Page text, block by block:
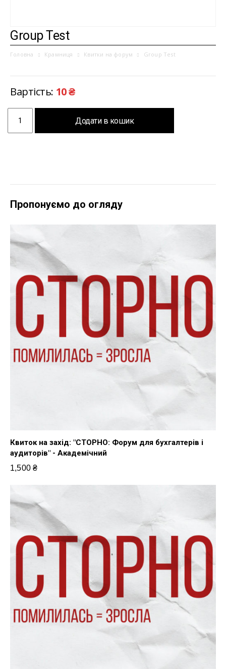
Group Test
Головна Крамниця Квитки на форум Group Test
Вартість: 10₴
Test
кількість
Додати в кошик
Пропонуємо до огляду
Квиток на захід: "СТОРНО: Форум для бухгалтерів і
аудиторів" - Академічний
1,500₴